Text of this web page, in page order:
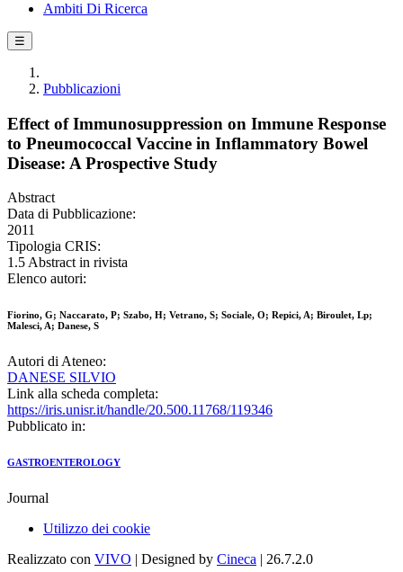
Ambiti Di Ricerca
☰
Pubblicazioni
Effect of Immunosuppression on Immune Response
to Pneumococcal Vaccine in Inflammatory Bowel
Disease: A Prospective Study
Abstract
Data di Pubblicazione:
2011
Tipologia CRIS:
1.5 Abstract in rivista
Elenco autori:
Fiorino, G; Naccarato, P; Szabo, H; Vetrano, S; Sociale, O; Repici, A; Biroulet, Lp;
Malesci, A; Danese, S
Autori di Ateneo:
DANESE SILVIO
Link alla scheda completa:
https://iris.unisr.it/handle/20.500.11768/119346
Pubblicato in:
GASTROENTEROLOGY
Journal
Utilizzo dei cookie
Realizzato con VIVO | Designed by Cineca | 26.7.2.0